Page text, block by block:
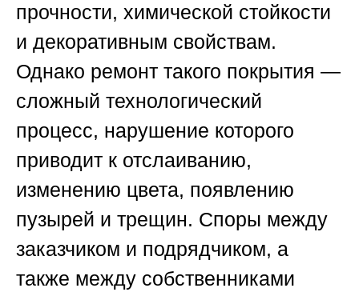
прочности, химической стойкости
и декоративным свойствам.
Однако ремонт такого покрытия —
сложный технологический
процесс, нарушение которого
приводит к отслаиванию,
изменению цвета, появлению
пузырей и трещин. Споры между
заказчиком и подрядчиком, а
также между собственниками